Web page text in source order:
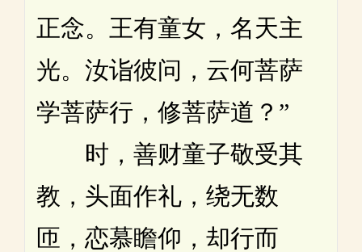
正念。王有童女，名天主
光。汝诣彼问，云何菩萨
学菩萨行，修菩萨道？”
时，善财童子敬受其
教，头面作礼，绕无数
匝，恋慕瞻仰，却行而